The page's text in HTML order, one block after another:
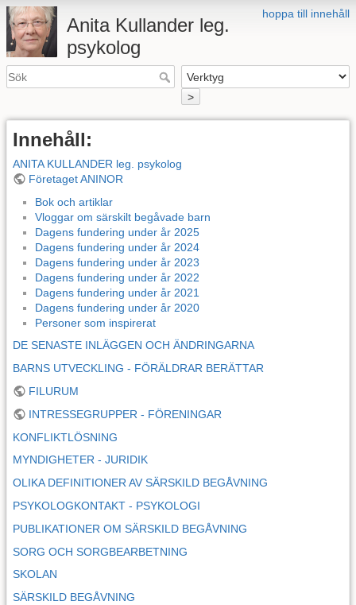
hoppa till innehåll
Anita Kullander leg.
psykolog
>
Innehåll:
ANITA KULLANDER leg. psykolog
Företaget ANINOR
Bok och artiklar
Vloggar om särskilt begåvade barn
Dagens fundering under år 2025
Dagens fundering under år 2024
Dagens fundering under år 2023
Dagens fundering under år 2022
Dagens fundering under år 2021
Dagens fundering under år 2020
Personer som inspirerat
DE SENASTE INLÄGGEN OCH ÄNDRINGARNA
BARNS UTVECKLING - FÖRÄLDRAR BERÄTTAR
FILURUM
INTRESSEGRUPPER - FÖRENINGAR
KONFLIKTLÖSNING
MYNDIGHETER - JURIDIK
OLIKA DEFINITIONER AV SÄRSKILD BEGÅVNING
PSYKOLOGKONTAKT - PSYKOLOGI
PUBLIKATIONER OM SÄRSKILD BEGÅVNING
SORG OCH SORGBEARBETNING
SKOLAN
SÄRSKILD BEGÅVNING